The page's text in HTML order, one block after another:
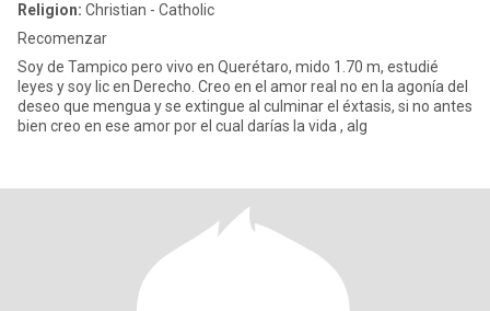
Religion: Christian - Catholic
Recomenzar
Soy de Tampico pero vivo en Querétaro, mido 1.70 m, estudié
leyes y soy lic en Derecho. Creo en el amor real no en la agonía del
deseo que mengua y se extingue al culminar el éxtasis, si no antes
bien creo en ese amor por el cual darías la vida , alg